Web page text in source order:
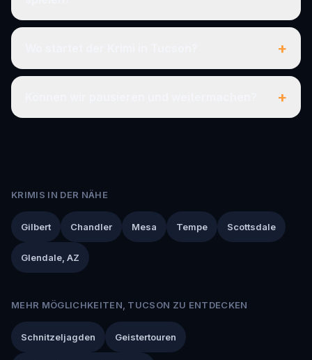
+
+
KRIMIS IN DER NÄHE
Gilbert Chandler Mesa Tempe Scottsdale
Glendale, AZ
MEHR MÖGLICHKEITEN, TUCSON ZU ENTDECKEN
Schnitzeljagden Geistertouren